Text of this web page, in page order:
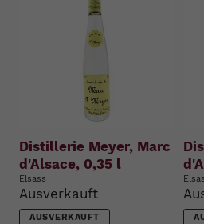
Distillerie Meyer, Marc
d'Alsace, 0,35 l
Elsass
Ausverkauft
AUSVERKAUFT